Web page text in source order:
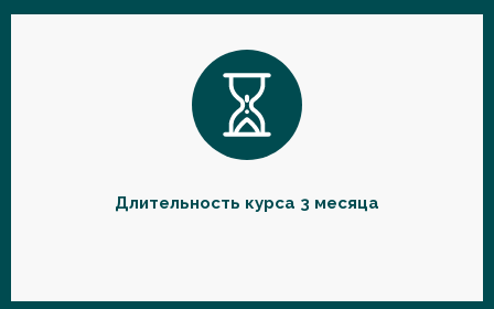
Длительность курса 3 месяца